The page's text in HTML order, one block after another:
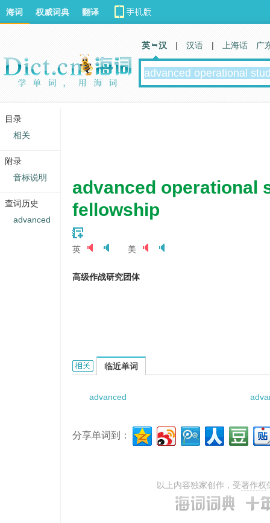
advanced operational
fellowship
英 美
高级作战研究团体
Advanced Operational Studies Fellowship的相
临近单词
advanced
分享单词到：
以上内容独家创作，受著作权
海词 权威词典 翻译
英 汉 | 汉语 | 上海话 广
目录
相关
附录
音标说明
查词历史
advanced